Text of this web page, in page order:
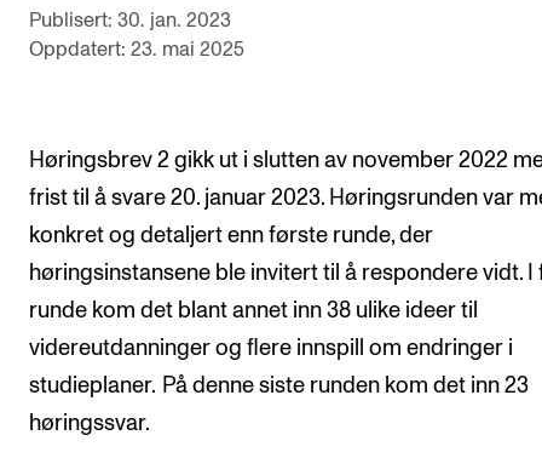
Forskningsetikk
Gjennomføre konserter og arrangementer
Markedsføring, program og plakat
Låne utstyr – lyd, lys og video
Konsertopptak
ORGANISASJON
Publisert: 30. jan. 2023
Oppdatert: 23. mai 2025
Høringsbrev 2 gikk ut i slutten av november 2022
frist til å svare 20. januar 2023. Høringsrunden var
konkret og detaljert enn første runde, der
høringsinstansene ble invitert til å respondere vidt. I
runde kom det blant annet inn 38 ulike ideer til
videreutdanninger og flere innspill om endringer i
studieplaner. På denne siste runden kom det inn 23
høringssvar.